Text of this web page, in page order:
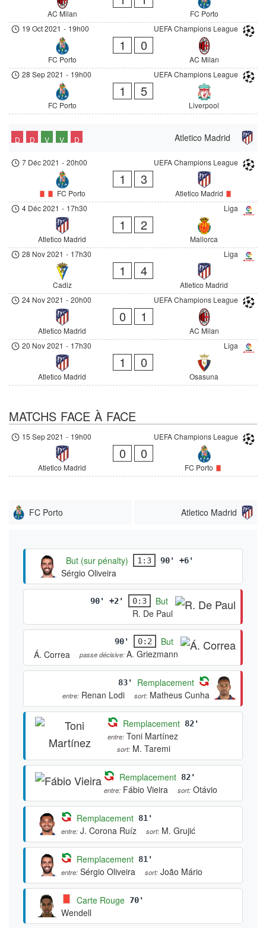
AC Milan
FC Porto
UEFA Champions League
19 Oct 2021 - 19h00
FC Porto
1 0
AC Milan
UEFA Champions League
28 Sep 2021 - 19h00
FC Porto
1 5
Liverpool
Atletico Madrid
D D V V D
UEFA Champions League
7 Déc 2021 - 20h00
FC Porto
1 3
Atletico Madrid
Liga
4 Déc 2021 - 17h30
Atletico Madrid
1 2
Mallorca
Liga
28 Nov 2021 - 17h30
Cadiz
1 4
Atletico Madrid
UEFA Champions League
24 Nov 2021 - 20h00
Atletico Madrid
0 1
AC Milan
Liga
20 Nov 2021 - 17h30
Atletico Madrid
1 0
Osasuna
MATCHS FACE À FACE
UEFA Champions League
15 Sep 2021 - 19h00
Atletico Madrid
0 0
FC Porto
FC Porto Atletico Madrid
But (sur pénalty) 1:3 90' +6'
Sérgio Oliveira
90' +2' 0:3
But
R. De Paul
90' 0:2
But
Á. Correa
passe décisive:A. Griezmann
83' Remplacement
entre: Renan Lodi sort: Matheus Cunha
Remplacement 82'
entre: Toni Martínez
sort: M. Taremi
Remplacement 82'
entre: Fábio Vieira sort: Otávio
Remplacement 81'
entre: J. Corona Ruíz sort: M. Grujić
Remplacement 81'
entre: Sérgio Oliveira sort: João Mário
Carte Rouge 70'
Wendell